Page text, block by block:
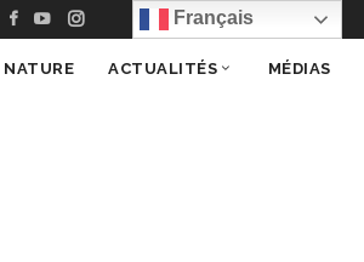
Français
ACTUALITÉS MÉDIAS